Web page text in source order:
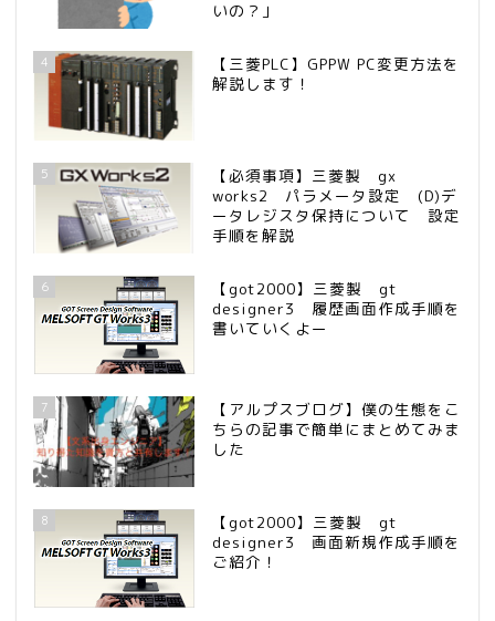
いの？」
4
【三菱PLC】GPPW PC変更方法を
解説します！
5
【必須事項】三菱製 gx
works2 パラメータ設定 (D)デ
ータレジスタ保持について 設定
手順を解説
6
【got2000】三菱製 gt
designer3 履歴画面作成手順を
書いていくよー
7
【アルプスブログ】僕の生態をこ
ちらの記事で簡単にまとめてみま
した
8
【got2000】三菱製 gt
designer3 画面新規作成手順を
ご紹介！